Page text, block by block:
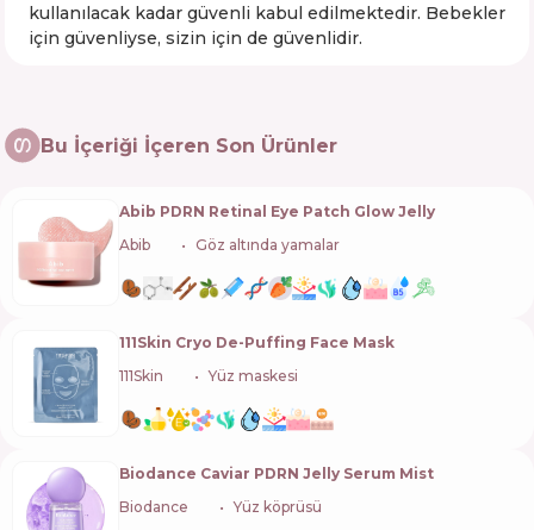
kullanılacak kadar güvenli kabul edilmektedir. Bebekler
için güvenliyse, sizin için de güvenlidir.
Bu İçeriği İçeren Son Ürünler
Abib PDRN Retinal Eye Patch Glow Jelly
Abib
Göz altında yamalar
111Skin Cryo De-Puffing Face Mask
111Skin
Yüz maskesi
Biodance Caviar PDRN Jelly Serum Mist
Biodance
Yüz köprüsü